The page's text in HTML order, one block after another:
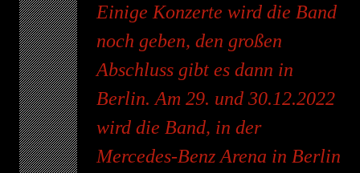
Einige Konzerte wird die Band
noch geben, den großen
Abschluss gibt es dann in
Berlin. Am 29. und 30.12.2022
wird die Band, in der
Mercedes-Benz Arena in Berlin